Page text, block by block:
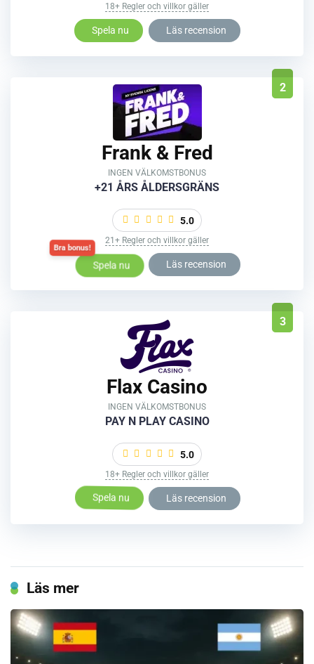
18+ Regler och villkor gäller
Spela nu Läs recension
2
Frank & Fred
INGEN VÄLKOMSTBONUS
+21 ÅRS ÅLDERSGRÄNS
5.0
21+ Regler och villkor gäller
Spela nu Läs recension
3
Flax Casino
INGEN VÄLKOMSTBONUS
PAY N PLAY CASINO
5.0
18+ Regler och villkor gäller
Spela nu Läs recension
Läs mer